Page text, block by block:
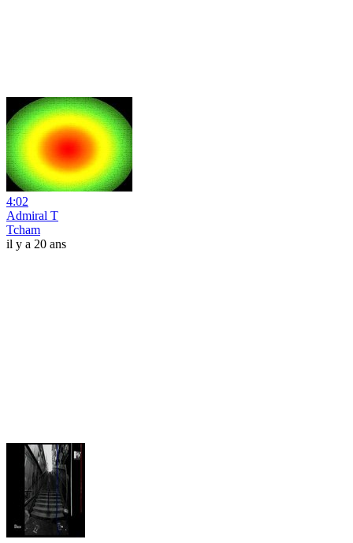
4:02
Admiral T
Tcham
il y a 20 ans